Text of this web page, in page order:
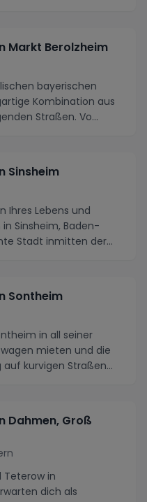
Markt Berolzheim
bayerischen
Kombination aus
Straßen. Vo...
Sinsheim
Ihres Lebens und
Sinsheim, Baden-
Stadt inmitten der
Sontheim
in all seiner
mieten und die
kurvigen Straßen
Dahmen, Groß
Teterow in
dich als